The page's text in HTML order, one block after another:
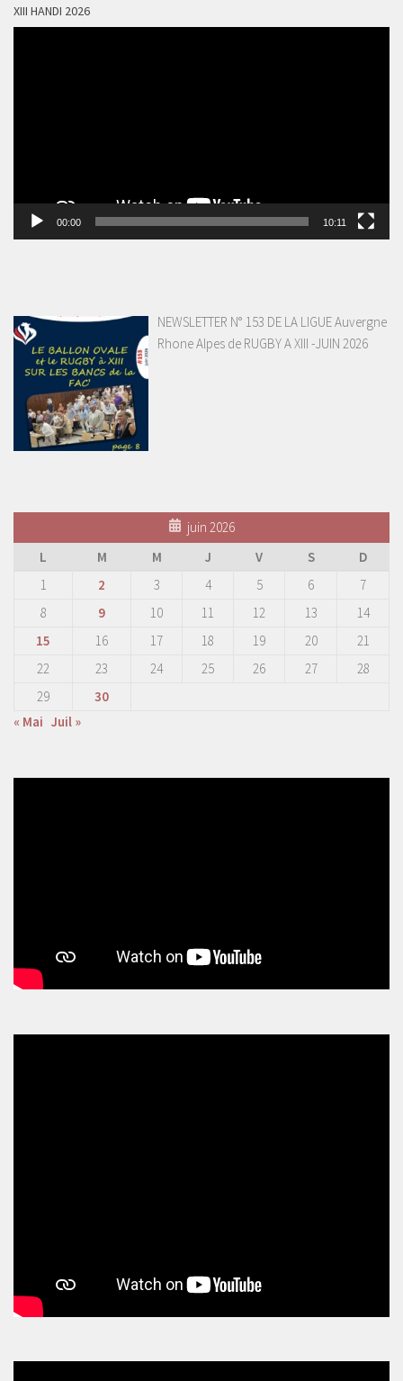
XIII HANDI 2026
00:00 10:11
NEWSLETTER N° 153 DE LA LIGUE Auvergne
Rhone Alpes de RUGBY A XIII -JUIN 2026
juin 2026
L
M M J V S
D
1
2 3 4 5 6
7
8
9 10 11 12 13
14
15
16 17 18 19 20
21
22
23 24 25 26 27
28
29
30
« Mai Juil »